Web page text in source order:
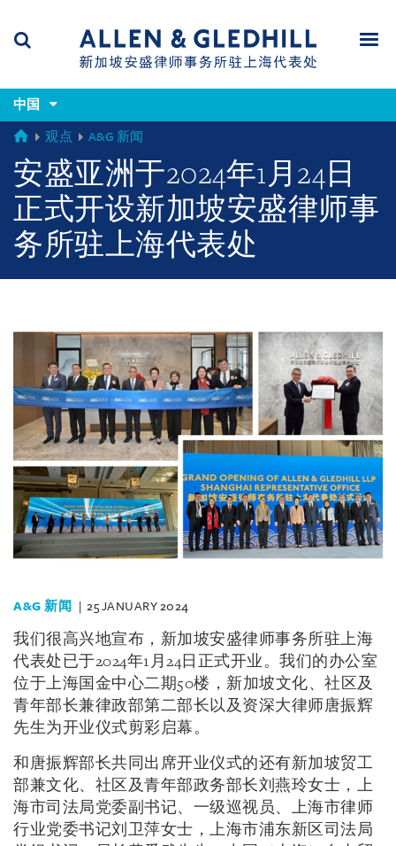
(accesskey
s)
x)
Search
中国
GLOBAL
观点 A&G 新闻
安盛亚洲于2024年1月24日
正式开设新加坡安盛律师事
务所驻上海代表处
A&G 新闻 25 JANUARY 2024
我们很高兴地宣布，新加坡安盛律师事务所驻上海
代表处已于2024年1月24日正式开业。我们的办公室
位于上海国金中心二期50楼，新加坡文化、社区及
青年部长兼律政部第二部长以及资深大律师唐振辉
先生为开业仪式剪彩启幕。
和唐振辉部长共同出席开业仪式的还有新加坡贸工
部兼文化、社区及青年部政务部长刘燕玲女士，上
海市司法局党委副书记、一级巡视员、上海市律师
行业党委书记刘卫萍女士，上海市浦东新区司法局